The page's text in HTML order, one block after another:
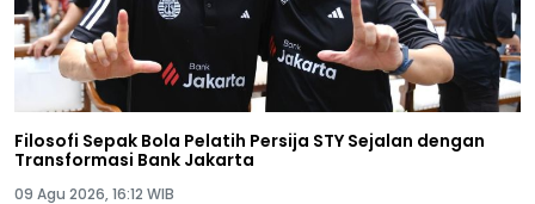
Filosofi Sepak Bola Pelatih Persija STY Sejalan dengan
Transformasi Bank Jakarta
09 Agu 2026, 16:12 WIB